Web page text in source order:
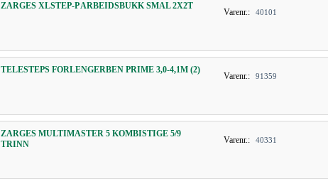
ZARGES XLSTEP-P ARBEIDSBUKK SMAL 2X2T
Varenr.: 40101
TELESTEPS FORLENGERBEN PRIME 3,0-4,1M (2)
Varenr.: 91359
ZARGES MULTIMASTER 5 KOMBISTIGE 5/9
TRINN
Varenr.: 40331